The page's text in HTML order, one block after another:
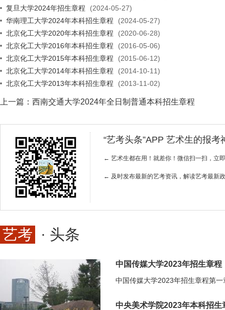
复旦大学2024年招生章程
(2024-05-27)
华南理工大学2024年本科招生章程
(2024-05-27)
北京化工大学2020年本科招生章程
(2020-06-28)
北京化工大学2016年本科招生章程
(2016-05-06)
北京化工大学2015年本科招生章程
(2015-06-12)
北京化工大学2014年本科招生章程
(2014-10-11)
北京化工大学2013年本科招生章程
(2013-11-02)
上一篇： 西南交通大学2024年全日制普通本科招生章程
“艺考头条”APP 艺术生的报
← 艺术生都在用！就差你！微信扫一扫，立
← 及时发布最新的艺考资讯，解读艺考最新
艺考 · 头条
中国传媒大学2023年招生章程
中央美术学院2023年本科招生